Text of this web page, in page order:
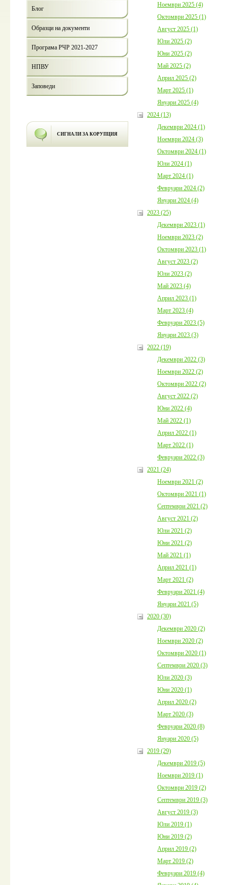
Блог
Образци на документи
Програма РЧР 2021-2027
НПВУ
Заповеди
СИГНАЛИ ЗА КОРУПЦИЯ
Ноември 2025 (4)
Октомври 2025 (1)
Август 2025 (1)
Юли 2025 (2)
Юни 2025 (2)
Май 2025 (2)
Април 2025 (2)
Март 2025 (1)
Януари 2025 (4)
2024 (13)
Декември 2024 (1)
Ноември 2024 (3)
Октомври 2024 (1)
Юли 2024 (1)
Март 2024 (1)
Февруари 2024 (2)
Януари 2024 (4)
2023 (25)
Декември 2023 (1)
Ноември 2023 (2)
Октомври 2023 (1)
Август 2023 (2)
Юли 2023 (2)
Май 2023 (4)
Април 2023 (1)
Март 2023 (4)
Февруари 2023 (5)
Януари 2023 (3)
2022 (19)
Декември 2022 (3)
Ноември 2022 (2)
Октомври 2022 (2)
Август 2022 (2)
Юни 2022 (4)
Май 2022 (1)
Април 2022 (1)
Март 2022 (1)
Февруари 2022 (3)
2021 (24)
Ноември 2021 (2)
Октомври 2021 (1)
Септември 2021 (2)
Август 2021 (2)
Юли 2021 (2)
Юни 2021 (2)
Май 2021 (1)
Април 2021 (1)
Март 2021 (2)
Февруари 2021 (4)
Януари 2021 (5)
2020 (30)
Декември 2020 (2)
Ноември 2020 (2)
Октомври 2020 (1)
Септември 2020 (3)
Юли 2020 (3)
Юни 2020 (1)
Април 2020 (2)
Март 2020 (3)
Февруари 2020 (8)
Януари 2020 (5)
2019 (29)
Декември 2019 (5)
Ноември 2019 (1)
Октомври 2019 (2)
Септември 2019 (3)
Август 2019 (3)
Юли 2019 (1)
Юни 2019 (2)
Април 2019 (2)
Март 2019 (2)
Февруари 2019 (4)